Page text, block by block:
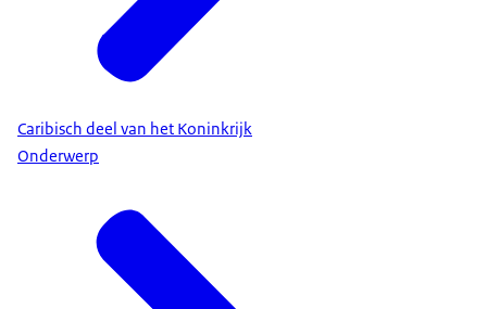
Caribisch deel van het Koninkrijk
Onderwerp